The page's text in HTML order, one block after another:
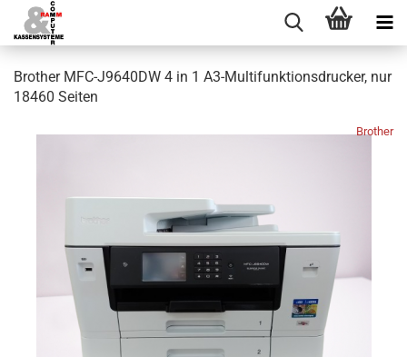
Brother MFC-J9640DW 4 in 1 A3-Multifunktionsdrucker, nur
18460 Seiten
Brother